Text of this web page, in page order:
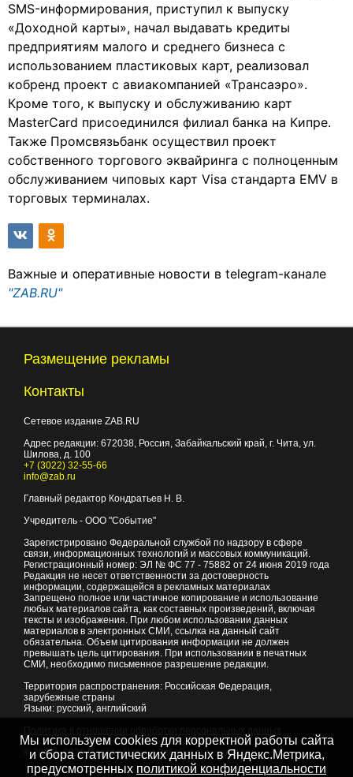
SMS-информирования, приступил к выпуску
«Доходной карты», начал выдавать кредиты
предприятиям малого и среднего бизнеса с
использованием пластиковых карт, реализовал
кобренд проект с авиакомпанией «Трансаэро».
Кроме того, к выпуску и обслуживанию карт
MasterCard присоединился филиал банка на Кипре.
Также Промсвязьбанк осуществил проект
собственного торгового эквайринга с полноценным
обслуживанием чиповых карт Visa стандарта EMV в
торговых терминалах.
Важные и оперативные новости в telegram-канале
"ZAB.RU"
Размещение рекламы
Контакты
Сетевое издание ZAB.RU
Адрес редакции: 672038, Россия, Забайкальский край, г. Чита, ул.
Шилова, д. 100
+7 (3022) 32-55-66
info@zab.ru
Главный редактор Кондратьев Н. В.
Учредитель - ООО "Событие"
Зарегистрировано Федеральной службой по надзору в сфере
связи, информационных технологий и массовых коммуникаций.
Регистрационный номер: ЭЛ № ФС 77 - 75882 от 24 июня 2019 года
Редакция не несет ответственности за достоверность
информации, содержащейся в рекламных материалах
Запрещено полное или частичное копирование и использование
любых материалов сайта, как составных произведений, включая
тексты и изображения. При любом использовании данных
материалов в электронных СМИ, ссылка на данный сайт
обязательна. Объем цитирования информации не должен
превышать цель цитирования. При использовании в печатных
СМИ, необходимо письменное разрешение редакции.
Территория распространения: Российская Федерация,
зарубежные страны
Языки: русский, английский
© 2007 - 2026Портал Читы и Забайкальского края
Мы используем cookies для корректной работы сайта
и сбора статистических данных в Яндекс.Метрика,
предусмотренных политикой конфиденциальности